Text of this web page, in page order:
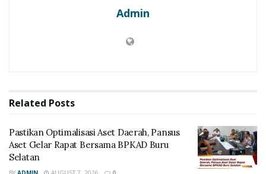
Admin
Related Posts
Pastikan Optimalisasi Aset Daerah, Pansus
Aset Gelar Rapat Bersama BPKAD Buru
Selatan